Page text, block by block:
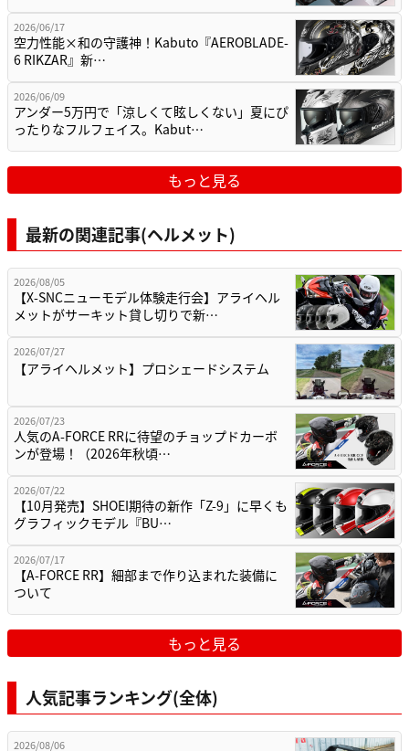
2026/06/17
空力性能×和の守護神！Kabuto『AEROBLADE-
6 RIKZAR』新…
2026/06/09
アンダー5万円で「涼しくて眩しくない」夏にぴ
ったりなフルフェイス。Kabut…
もっと見る
最新の関連記事(ヘルメット)
2026/08/05
【X-SNCニューモデル体験走行会】アライヘル
メットがサーキット貸し切りで新…
2026/07/27
【アライヘルメット】プロシェードシステム
2026/07/23
人気のA-FORCE RRに待望のチョップドカーボ
ンが登場！（2026年秋頃…
2026/07/22
【10月発売】SHOEI期待の新作「Z-9」に早くも
グラフィックモデル『BU…
2026/07/17
【A-FORCE RR】細部まで作り込まれた装備に
ついて
もっと見る
人気記事ランキング(全体)
2026/08/06